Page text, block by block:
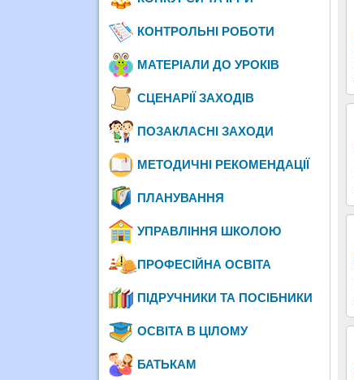
КОНТРОЛЬНІ РОБОТИ
МАТЕРІАЛИ ДО УРОКІВ
СЦЕНАРІЇ ЗАХОДІВ
ПОЗАКЛАСНІ ЗАХОДИ
МЕТОДИЧНІ РЕКОМЕНДАЦІЇ
ПЛАНУВАННЯ
УПРАВЛІННЯ ШКОЛОЮ
ПРОФЕСІЙНА ОСВІТА
ПІДРУЧНИКИ ТА ПОСІБНИКИ
ОСВІТА В ЦІЛОМУ
БАТЬКАМ